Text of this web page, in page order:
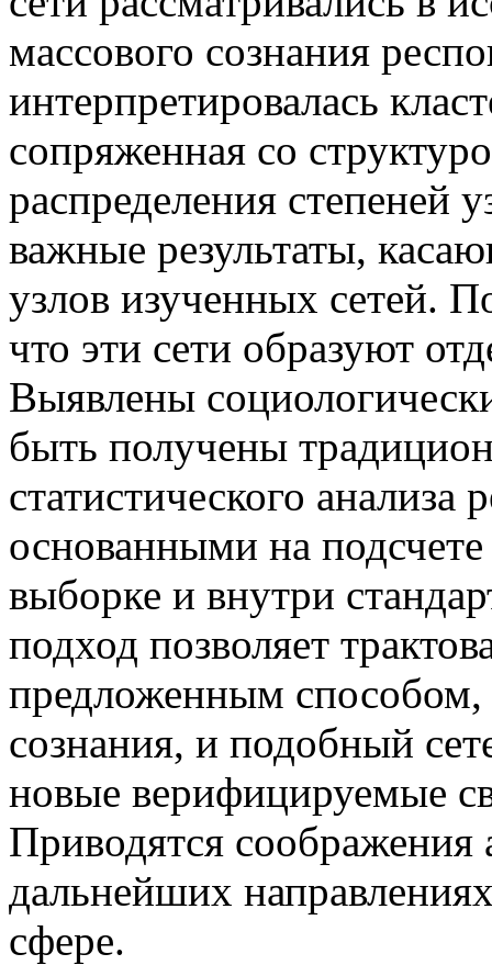
массового сознания
интерпретировалась
сопряженная со
распределения степеней
важные результаты,
узлов изученных сетей.
что эти сети образуют
Выявлены
быть получены
статистического анализа
основанными на
выборке и внутри
подход позволяет
предложенным способом,
сознания, и подобный
новые верифицируемые
Приводятся
дальнейших
сфере.